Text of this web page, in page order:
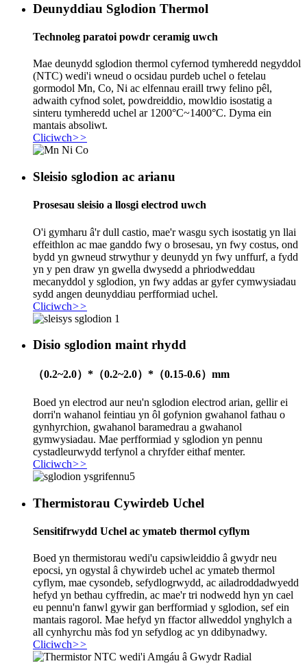
Deunyddiau Sglodion Thermol
Technoleg paratoi powdr ceramig uwch
Mae deunydd sglodion thermol cyfernod tymheredd negyddol
(NTC) wedi'i wneud o ocsidau purdeb uchel o fetelau
gormodol Mn, Co, Ni ac elfennau eraill trwy felino pêl,
adwaith cyfnod solet, powdreiddio, mowldio isostatig a
sinteru tymheredd uchel ar 1200°C~1400°C. Dyma ein
mantais absoliwt.
Cliciwch>>
Sleisio sglodion ac arianu
Prosesau sleisio a llosgi electrod uwch
O'i gymharu â'r dull castio, mae'r wasgu sych isostatig yn llai
effeithlon ac mae ganddo fwy o brosesau, yn fwy costus, ond
bydd yn gwneud strwythur y deunydd yn fwy unffurf, a fydd
yn y pen draw yn gwella dwysedd a phriodweddau
mecanyddol y sglodion, yn fwy addas ar gyfer cymwysiadau
sydd angen deunyddiau perfformiad uchel.
Cliciwch>>
Disio sglodion maint rhydd
（0.2~2.0）*（0.2~2.0）*（0.15-0.6）mm
Boed yn electrod aur neu'n sglodion electrod arian, gellir ei
dorri'n wahanol feintiau yn ôl gofynion gwahanol fathau o
gynhyrchion, gwahanol baramedrau a gwahanol
gymwysiadau. Mae perfformiad y sglodion yn pennu
cystadleurwydd terfynol a chryfder eithaf menter.
Cliciwch>>
Thermistorau Cywirdeb Uchel
Sensitifrwydd Uchel ac ymateb thermol cyflym
Boed yn thermistorau wedi'u capsiwleiddio â gwydr neu
epocsi, yn ogystal â chywirdeb uchel ac ymateb thermol
cyflym, mae cysondeb, sefydlogrwydd, ac ailadroddadwyedd
hefyd yn bethau cyffredin, ac mae'r tri nodwedd hyn yn cael
eu pennu'n fanwl gywir gan berfformiad y sglodion, sef ein
mantais ragorol. Mae hefyd yn ffactor allweddol ynghylch a
all cynhyrchu màs fod yn sefydlog ac yn ddibynadwy.
Cliciwch>>